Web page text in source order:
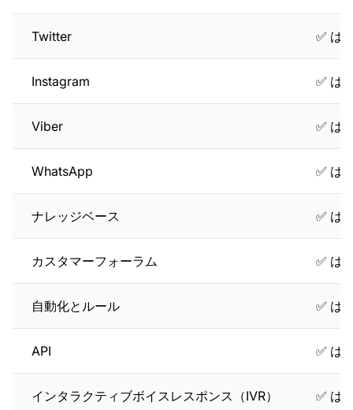
Twitter ✅ は
Instagram ✅ は
Viber ✅ は
WhatsApp ✅ は
ナレッジベース ✅ は
カスタマーフォーラム ✅ は
自動化とルール ✅ は
API ✅ は
インタラクティブボイスレスポンス（IVR） ✅ は